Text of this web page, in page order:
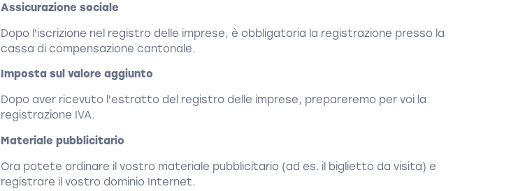
Assicurazione sociale
Dopo l'iscrizione nel registro delle imprese, è obbligatoria la registrazione presso la
cassa di compensazione cantonale.
Imposta sul valore aggiunto
Dopo aver ricevuto l'estratto del registro delle imprese, prepareremo per voi la
registrazione IVA.
Materiale pubblicitario
Ora potete ordinare il vostro materiale pubblicitario (ad es. il biglietto da visita) e
registrare il vostro dominio Internet.